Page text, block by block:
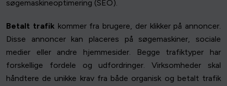
søgemaskineoptimering (SEO).
Betalt trafik kommer fra brugere, der klikker på annoncer.
Disse annoncer kan placeres på søgemaskiner, sociale
medier eller andre hjemmesider. Begge trafiktyper har
forskellige fordele og udfordringer. Virksomheder skal
håndtere de unikke krav fra både organisk og betalt trafik